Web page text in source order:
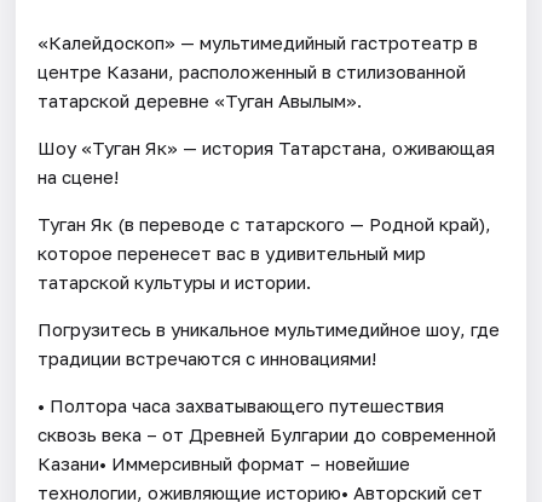
«Калейдоскоп» — мультимедийный гастротеатр в
центре Казани, расположенный в стилизованной
татарской деревне «Туган Авылым».
Шоу «Туган Як» — история Татарстана, оживающая
на сцене!
Туган Як (в переводе с татарского — Родной край),
которое перенесет вас в удивительный мир
татарской культуры и истории.
Погрузитесь в уникальное мультимедийное шоу, где
традиции встречаются с инновациями!
• Полтора часа захватывающего путешествия
сквозь века – от Древней Булгарии до современной
Казани• Иммерсивный формат – новейшие
технологии, оживляющие историю• Авторский сет